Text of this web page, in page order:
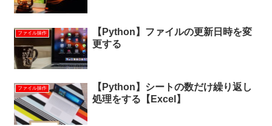
ファイル操作
【Python】ファイルの更新日時を変
更する
ファイル操作
【Python】シートの数だけ繰り返し
処理をする【Excel】